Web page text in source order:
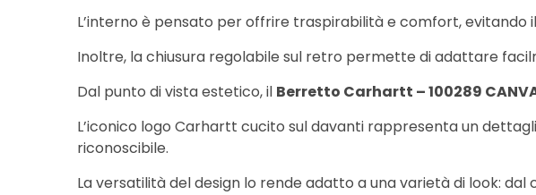
L’interno è pensato per offrire traspirabilità e comfort,
Inoltre, la chiusura regolabile sul retro permette di adattare
Dal punto di vista estetico, il Berretto Carhartt – 100289
L’iconico logo Carhartt cucito sul davanti rappresenta un
riconoscibile.
La versatilità del design lo rende adatto a una varietà di look: